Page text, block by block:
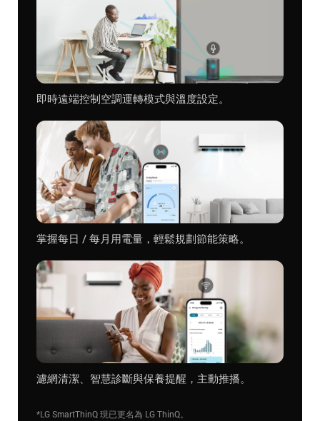
即時遠端控制空調運轉模式與溫度設定。
掌握每日 / 每月用電量，輕鬆規劃節能策略。
濾網清潔、智慧診斷與保養提醒，主動推播。
*LG SmartThinQ 現已更名為 LG ThinQ。